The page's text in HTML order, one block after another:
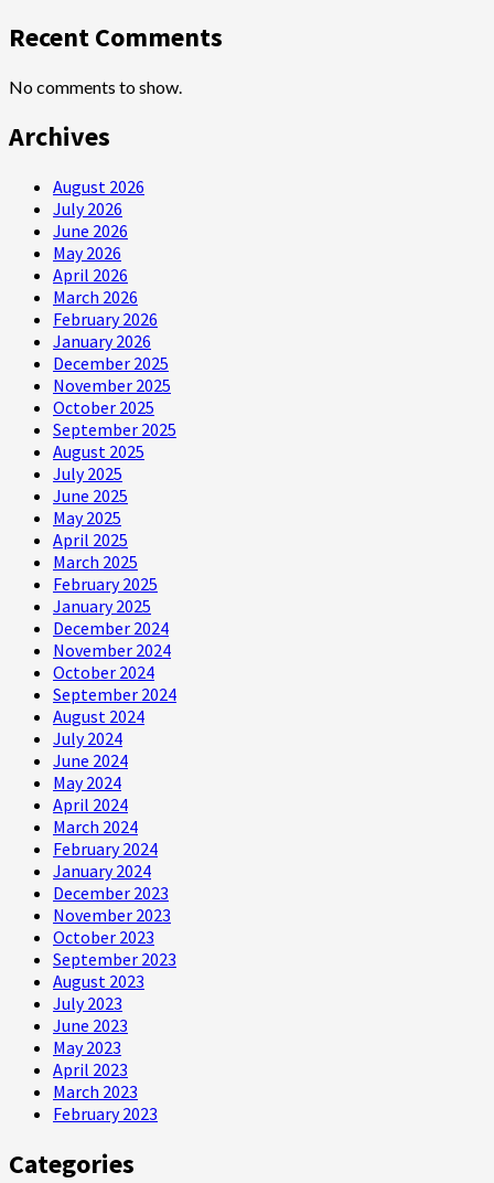
Recent Comments
No comments to show.
Archives
August 2026
July 2026
June 2026
May 2026
April 2026
March 2026
February 2026
January 2026
December 2025
November 2025
October 2025
September 2025
August 2025
July 2025
June 2025
May 2025
April 2025
March 2025
February 2025
January 2025
December 2024
November 2024
October 2024
September 2024
August 2024
July 2024
June 2024
May 2024
April 2024
March 2024
February 2024
January 2024
December 2023
November 2023
October 2023
September 2023
August 2023
July 2023
June 2023
May 2023
April 2023
March 2023
February 2023
Categories